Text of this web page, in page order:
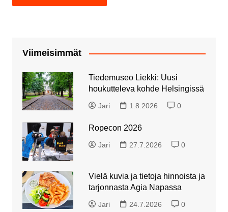
Viimeisimmät
Tiedemuseo Liekki: Uusi
houkutteleva kohde Helsingissä
Jari 1.8.2026 0
Ropecon 2026
Jari 27.7.2026 0
Vielä kuvia ja tietoja hinnoista ja
tarjonnasta Agia Napassa
Jari 24.7.2026 0